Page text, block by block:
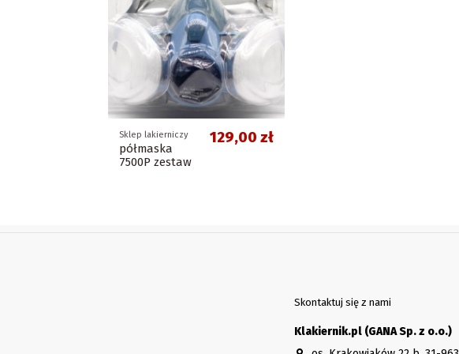
Sklep lakierniczy
półmaska
7500P zestaw
129,00 zł
Skontaktuj się z nami
Klakiernik.pl (GANA Sp. z o.o.)